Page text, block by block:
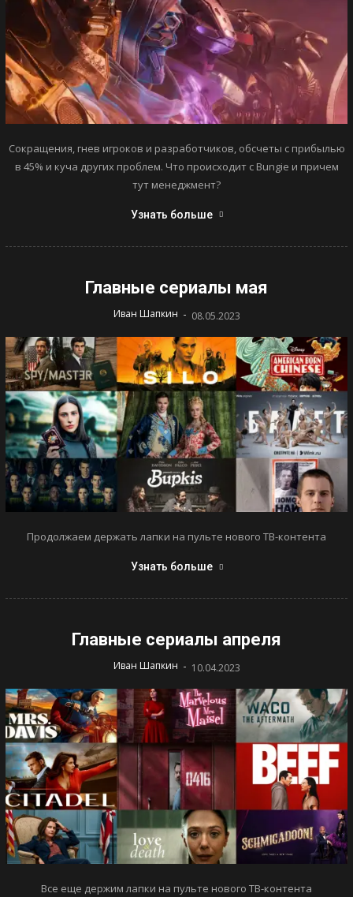
Сокращения, гнев игроков и разработчиков, обсчеты с прибылью
в 45% и куча других проблем. Что происходит с Bungie и причем
тут менеджмент?
Узнать больше
Главные сериалы мая
Иван Шапкин - 08.05.2023
Продолжаем держать лапки на пульте нового ТВ-контента
Узнать больше
Главные сериалы апреля
Иван Шапкин - 10.04.2023
Все еще держим лапки на пульте нового ТВ-контента